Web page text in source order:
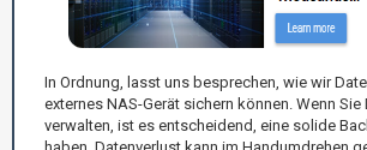
In Ordnung, lasst uns besprechen, wie wir
externes NAS-Gerät sichern können. Wenn Sie
verwalten, ist es entscheidend, eine solide